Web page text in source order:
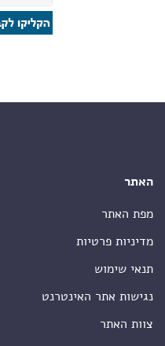
האתר
מפת האתר
מדיניות פרטיות
תנאי שימוש
נגישות אתר האינטרנט
צוות האתר